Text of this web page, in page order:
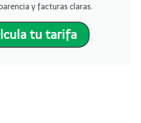
y facturas claras.
tu tarifa